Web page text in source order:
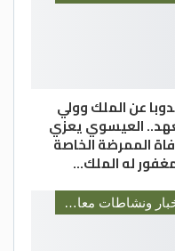
عن الملك وولي
العيسوي يعزي
الممرضة الخاصة
له الملك…
أخبار ونشاطات معالي رئيس الديوان الملكي السيد يوسف العيسوي